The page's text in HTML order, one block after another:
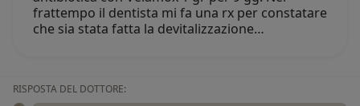
frattempo il dentista mi fa una rx per constatare
che sia stata fatta la devitalizzazione…
RISPOSTA DEL DOTTORE: